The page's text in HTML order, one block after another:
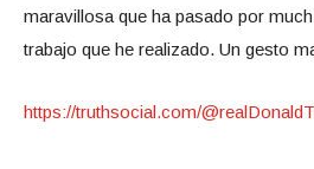
maravillosa que ha pasado por
trabajo que he realizado. Un gesto
https://truthsocial.com/